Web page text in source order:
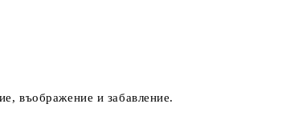
въображение и забавление.